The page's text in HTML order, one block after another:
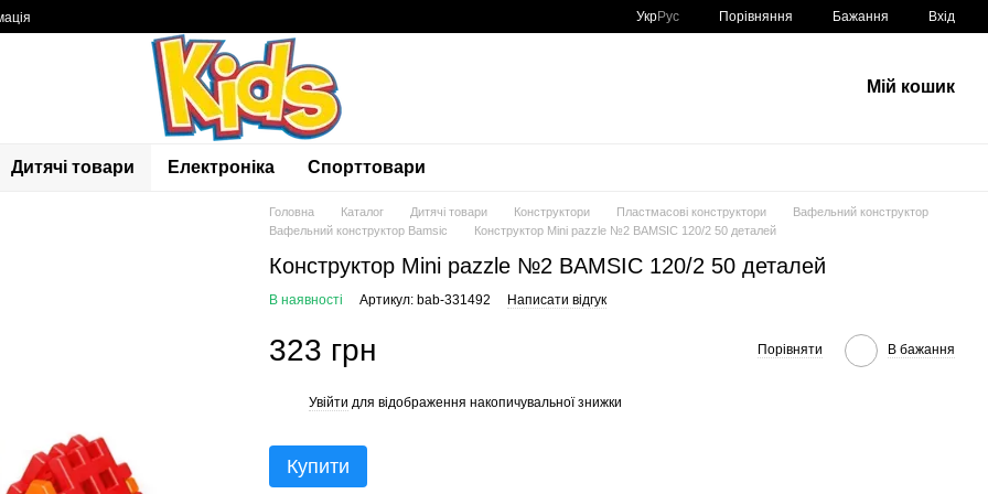
УкрРус Порівняння Бажання Вхід
Мій кошик
Дитячі товари Електроніка Спорттовари
Головна Каталог Дитячі товари Конструктори Пластмасові конструктори
Вафельний конструктор
Вафельний конструктор Bamsic
Конструктор Minі pazzle №2 BAMSIC 120/2 50 деталей
Конструктор Minі pazzle №2 BAMSIC 120/2 50 деталей
В наявності Артикул: bab-331492 Написати відгук
323 грн Порівняти В бажання
Увійти для відображення накопичувальної знижки
Купити